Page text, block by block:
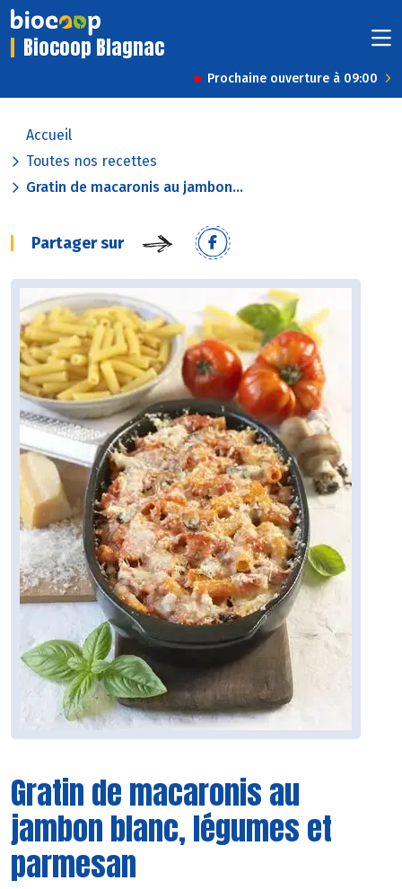
Biocoop Blagnac
Prochaine ouverture à 09:00
Accueil
Toutes nos recettes
Gratin de macaronis au jambon...
Partager sur
Gratin de macaronis au
jambon blanc, légumes et
parmesan